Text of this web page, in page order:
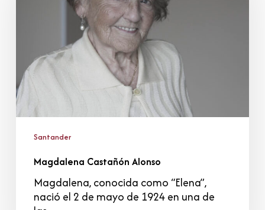
Santander
Magdalena Castañón Alonso
Magdalena, conocida como “Elena”,
nació el 2 de mayo de 1924 en una de